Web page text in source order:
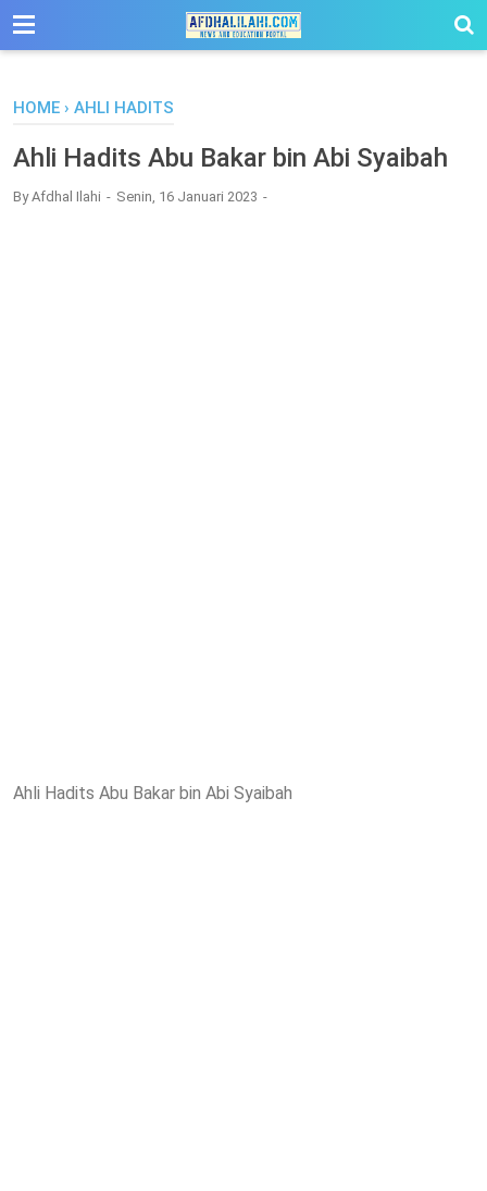
-->
HOME › AHLI HADITS
Ahli Hadits Abu Bakar bin Abi Syaibah
ByAfdhal Ilahi Senin, 16 Januari 2023
Ahli Hadits Abu Bakar bin Abi Syaibah